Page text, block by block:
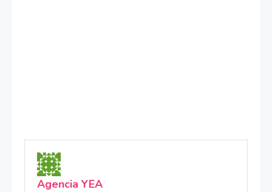
Agencia YEA